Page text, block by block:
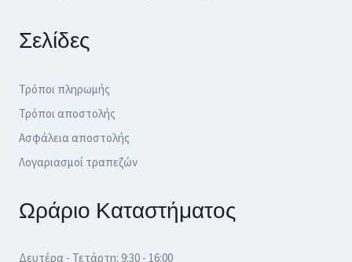
Σελίδες
Τρόποι πληρωμής
Τρόποι αποστολής
Ασφάλεια αποστολής
Λογαριασμοί τραπεζών
Ωράριο Καταστήματος
Δευτέρα - Τετάρτη: 9:30 - 16:00